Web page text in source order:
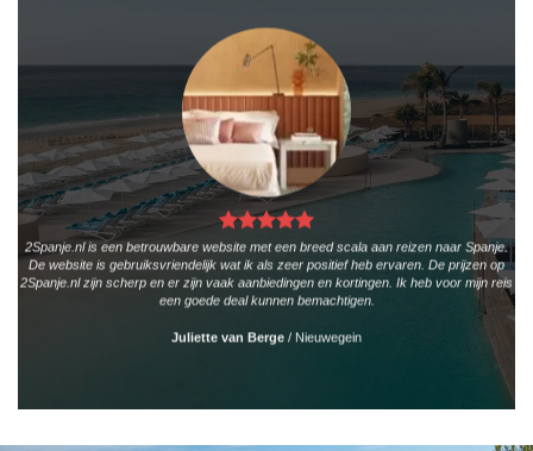
2Spanje.nl is een betrouwbare website met een breed scala aan reizen naar Spanje.
De website is gebruiksvriendelijk wat ik als zeer positief heb ervaren. De prijzen op
2Spanje.nl zijn scherp en er zijn vaak aanbiedingen en kortingen. Ik heb voor mijn reis
een goede deal kunnen bemachtigen.
Juliette van Berge / Nieuwegein